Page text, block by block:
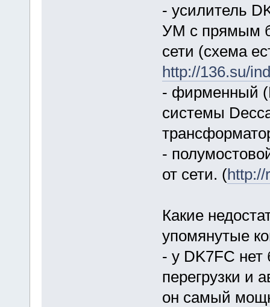
- усилитель
УМ с прямым
сети (схема
http://136.su/
- фирменный
системы
-
от сети. (http://
Какие
упомянутые
- у DK7FC
перегрузки и
он самый